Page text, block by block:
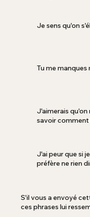
Je sens qu'on
Tu me manques
J'aimerais
savoir comment
J'ai peur que si
préfère ne rien
S'il vous a envoyé
ces phrases lui